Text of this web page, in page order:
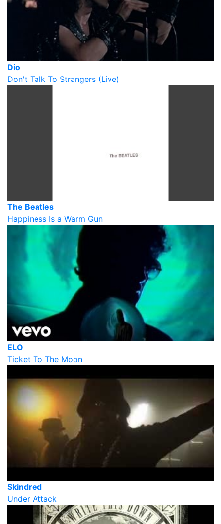
Dio
Don't Talk To Strangers (Live)
The Beatles
Happiness Is a Warm Gun
ELO
Ticket To The Moon
Skindred
Under Attack